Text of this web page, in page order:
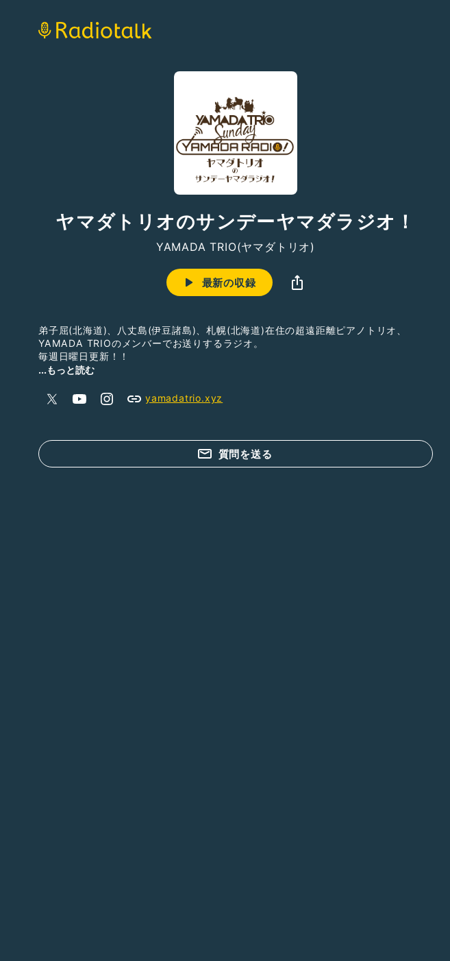
ヤマダトリオのサンデーヤマダラジオ！
YAMADA TRIO(ヤマダトリオ)
最新の収録
弟子屈(北海道)、八丈島(伊豆諸島)、札幌(北海道)在住の超遠距離ピアノトリオ、
YAMADA TRIOのメンバーでお送りするラジオ。
毎週日曜日更新！！
この番組は、
・クラシック音楽に興味がある
・ピアノ、ヴァイオリン、チェロを習っている、やってみたい
YAMADA TRIO(ヤマダトリオ)
ピアノ…佐々木“コンシェルジュ”瑞枝
...もっと読む
yamadatrio.xyz
質問を送る